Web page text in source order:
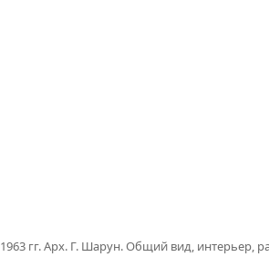
гг. Арх. Г. Шарун. Общий вид, интерьер,